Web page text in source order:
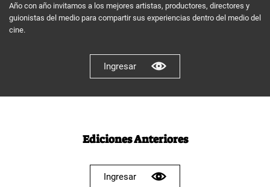
Año con año invitamos a los mejores artistas, productores, directores y
guionistas del medio para compartir sus experiencias dentro del medio del
cine.
Ingresar
Ediciones Anteriores
Ingresar